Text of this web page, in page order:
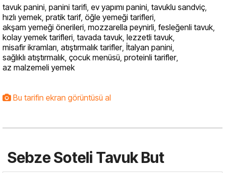
tavuk panini, panini tarifi, ev yapımı panini, tavuklu sandviç,
hızlı yemek, pratik tarif, öğle yemeği tarifleri,
akşam yemeği önerileri, mozzarella peynirli, fesleğenli tavuk,
kolay yemek tarifleri, tavada tavuk, lezzetli tavuk,
misafir ikramları, atıştırmalık tarifler, İtalyan panini,
sağlıklı atıştırmalık, çocuk menüsü, proteinli tarifler,
az malzemeli yemek
Bu tarifin ekran görüntüsü al
Sebze Soteli Tavuk But